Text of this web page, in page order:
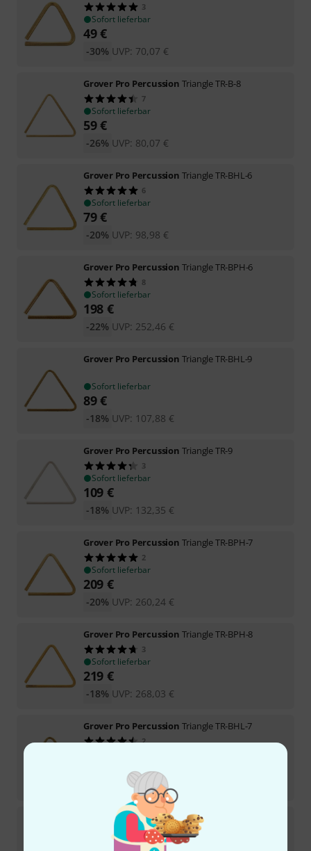
3
Sofort lieferbar
49€
UVP: 70,07 €
-30%
Grover Pro Percussion Triangle TR-B-8
7
Sofort lieferbar
59€
UVP: 80,07 €
-26%
Grover Pro Percussion Triangle TR-BHL-6
6
Sofort lieferbar
79€
UVP: 98,98 €
-20%
Grover Pro Percussion Triangle TR-BPH-6
8
Sofort lieferbar
198 €
UVP: 252,46 €
-22%
Grover Pro Percussion Triangle TR-BHL-9
Sofort lieferbar
89€
UVP: 107,88 €
-18%
Grover Pro Percussion Triangle TR-9
3
Sofort lieferbar
109 €
UVP: 132,35 €
-18%
Grover Pro Percussion Triangle TR-BPH-7
2
Sofort lieferbar
209 €
UVP: 260,24 €
-20%
Grover Pro Percussion Triangle TR-BPH-8
3
Sofort lieferbar
219 €
UVP: 268,03 €
-18%
Grover Pro Percussion Triangle TR-BHL-7
2
UVP: 102,32 €
Grover Pro Percussion Triangle TR-6
9
Lieferbar in mehreren Monaten